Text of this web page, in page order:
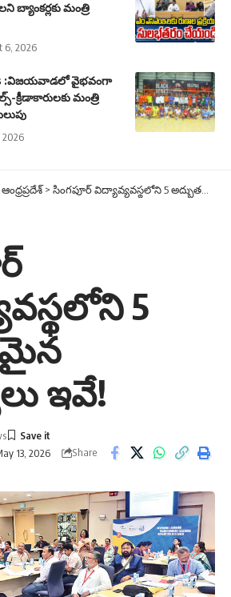
బ్యాంకర్లకు మంత్రి
6, 2026
:విజయవాడలో వైభవంగా
మంత్రి
2026
ఆంధ్రప్రదేశ్> సింగపూర్‌ విద్యావ్యవస్థలోని 5 అద్భుతమైన రహస్యాలు ఇవే!
5
ఇవే!
13, 2026
Share